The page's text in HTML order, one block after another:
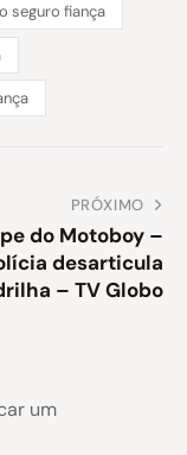
seguro fiança
PRÓXIMO
do Motoboy –
desarticula
– TV Globo
um